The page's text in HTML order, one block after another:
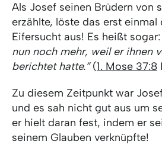
Als Josef seinen Brüdern von
erzählte, löste das erst einmal
Eifersucht aus! Es heißt sogar:
nun noch mehr, weil er ihnen
berichtet hatte.”(1. Mose 37:8
Zu diesem Zeitpunkt war
und es sah nicht gut aus um
er hielt daran fest, indem er
seinem Glauben verknüpfte!